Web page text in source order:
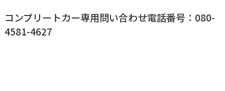
コンプリートカー専用問い合わせ電話番号：080-
4581-4627